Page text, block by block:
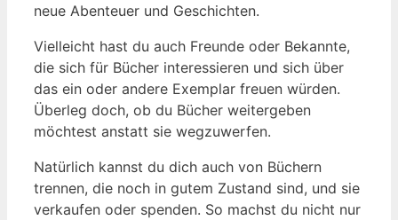
neue Abenteuer und Geschichten.
Vielleicht hast du auch Freunde oder Bekannte,
die sich für Bücher interessieren und sich über
das ein oder andere Exemplar freuen würden.
Überleg doch, ob du Bücher weitergeben
möchtest anstatt sie wegzuwerfen.
Natürlich kannst du dich auch von Büchern
trennen, die noch in gutem Zustand sind, und sie
verkaufen oder spenden. So machst du nicht nur